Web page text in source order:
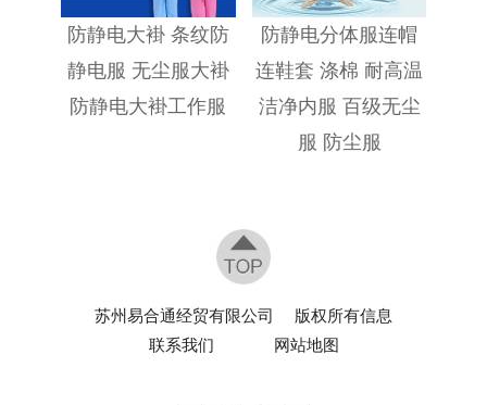
防静电大褂 条纹防
静电服 无尘服大褂
防静电大褂工作服
防静电分体服连帽
连鞋套 涤棉 耐高温
洁净内服 百级无尘
服 防尘服
苏州易合通经贸有限公司
版权所有信息
联系我们
网站地图